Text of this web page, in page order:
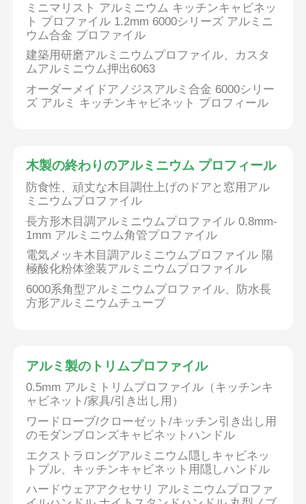
工業用アルミニウム挤出
アルミプロファイル用アクセサリー
開き窓のプロファイル
磨いたアルミニウムプロファイル
木製の終わりのアルミニウム プロフィール
アルミ製のトリムプロファイル
ミニマリスト アルミニウム キッチンキャビネッ
ト プロファイル 1.2mm 6000シリーズ アルミニ
ウム合金 プロファイル
建築用研磨アルミニウムプロファイル、カスタ
ムアルミニウム押出6063
オーダーメイドアノジスアルミ合金 6000シリー
ズ アルミ キッチンキャビネット プロフィール
木製の終わりのアルミニウム プロフィール
防食性、頑丈な木目調仕上げのドアと窓用アル
ミニウムプロファイル
長方形木目調アルミニウムプロファイル 0.8mm-
1mm アルミニウム角管プロファイル
電気メッキ木目調アルミニウムプロファイル 陽
極酸化粉体塗装アルミニウムプロファイル
6000系角型アルミニウムプロファイル、防水長
方形アルミニウムチューブ
アルミ製のトリムプロファイル
0.5mm アルミトリムプロファイル（キッチンキ
ャビネット/家具/引き出し用）
ワードローブ/クローゼット/キッチン引き出し用
のモダンブロンズキャビネットハンドル
エクストラロングアルミニウム隠しキャビネッ
トプル、キッチンキャビネット用隠しハンドル
ハードウェアアクセサリ アルミニウムプロファ